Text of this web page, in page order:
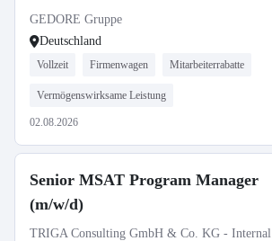
GEDORE Gruppe
Deutschland
Vollzeit Firmenwagen Mitarbeiterrabatte
Vermögenswirksame Leistung
02.08.2026
Senior MSAT Program Manager
(m/w/d)
TRIGA Consulting GmbH & Co. KG - Internal